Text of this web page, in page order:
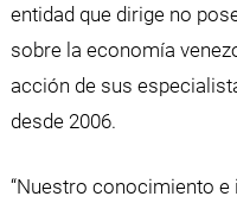
entidad que dirige no
sobre la economía
acción de sus
desde 2006.
“Nuestro conocimiento